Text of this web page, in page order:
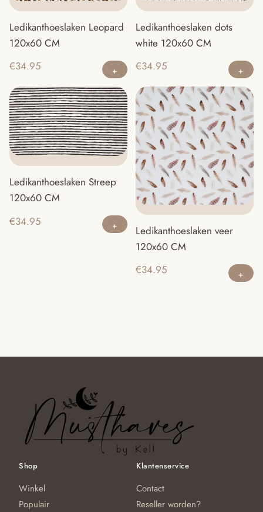
Ledikanthoeslaken Leopard
120x60 CM
€34.95
Ledikanthoeslaken dots
white 120x60 CM
€34.95
Ledikanthoeslaken Streep
120x60 CM
€34.95
Ledikanthoeslaken veer
120x60 CM
€34.95
Shop
Winkel
Populair
Klantenservice
Contact
Reseller worden?